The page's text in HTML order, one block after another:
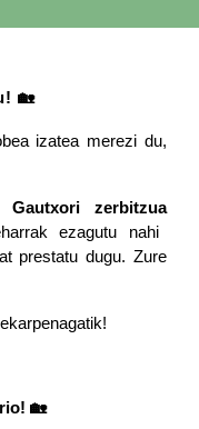
🏡
izatea merezi du,
Gautxori zerbitzua
ezagutu nahi
prestatu dugu. Zure
🏡